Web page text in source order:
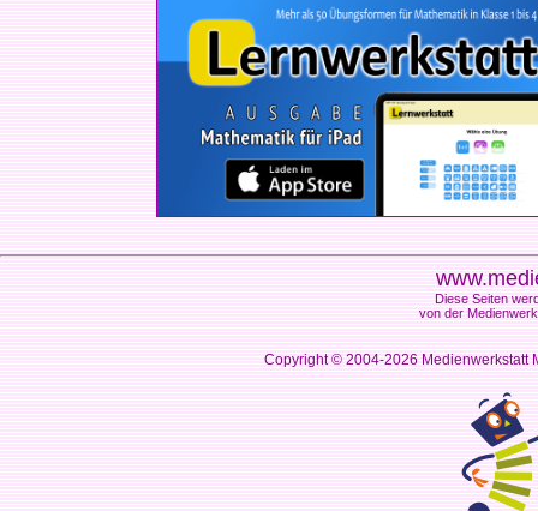
Diese Seiten
von der
Copyright © 2004-2026Medienwerkstatt